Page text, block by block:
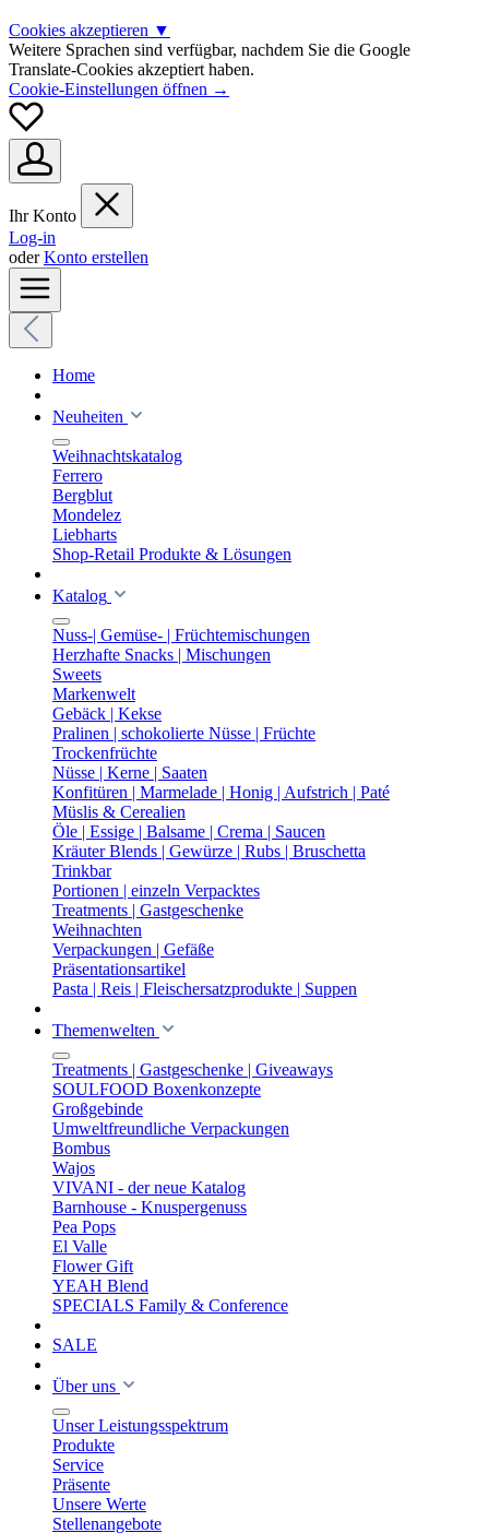
Cookies akzeptieren ▼
Weitere Sprachen sind verfügbar, nachdem Sie die Google
Translate-Cookies akzeptiert haben.
Cookie-Einstellungen öffnen →
Ihr Konto
Log-in
oderKonto erstellen
Home
Neuheiten
Weihnachtskatalog
Ferrero
Bergblut
Mondelez
Liebharts
Shop-Retail Produkte & Lösungen
Katalog
Nuss-| Gemüse- | Früchtemischungen
Herzhafte Snacks | Mischungen
Sweets
Markenwelt
Gebäck | Kekse
Pralinen | schokolierte Nüsse | Früchte
Trockenfrüchte
Nüsse | Kerne | Saaten
Konfitüren | Marmelade | Honig | Aufstrich | Paté
Müslis & Cerealien
Öle | Essige | Balsame | Crema | Saucen
Kräuter Blends | Gewürze | Rubs | Bruschetta
Trinkbar
Portionen | einzeln Verpacktes
Treatments | Gastgeschenke
Weihnachten
Verpackungen | Gefäße
Präsentationsartikel
Pasta | Reis | Fleischersatzprodukte | Suppen
Themenwelten
Treatments | Gastgeschenke | Giveaways
SOULFOOD Boxenkonzepte
Großgebinde
Umweltfreundliche Verpackungen
Bombus
Wajos
VIVANI - der neue Katalog
Barnhouse - Knuspergenuss
Pea Pops
El Valle
Flower Gift
YEAH Blend
SPECIALS Family & Conference
SALE
Über uns
Unser Leistungsspektrum
Produkte
Service
Präsente
Unsere Werte
Stellenangebote